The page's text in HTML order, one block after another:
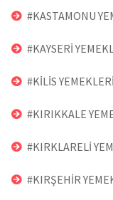
#KASTAMONU
#KAYSERİ
#KİLİS YEMEKLERİ
#KIRIKKALE
#KIRKLARELİ
#KIRŞEHİR